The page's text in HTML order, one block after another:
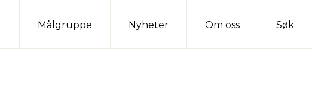
Målgruppe Nyheter Om oss Søk